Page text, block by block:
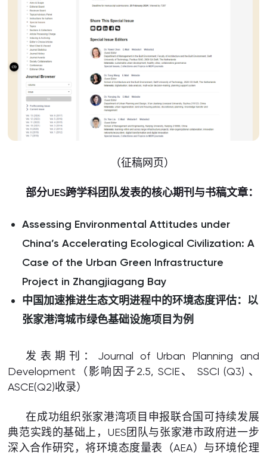
（征稿网页）
部分UES跨学科团队发表的核心期刊与书稿文章：
Assessing Environmental Attitudes under
China’s Accelerating Ecological Civilization: A
Case of the Urban Green Infrastructure
Project in Zhangjiagang Bay
中国加速推进生态文明进程中的环境态度评估：以
张家港湾城市绿色基础设施项目 为例
发表期刊：Journal of Urban Planning and
Development（影响因子2.5, SCIE、 SSCI (Q3) 、
ASCE(Q2)收录）
在成功组织张家港湾项目申报联合国可持续发展
典范实践的基础上，UES团队与张家港市政府进一步
深入合作研究，将环境态度量表（AEA）与环境伦理